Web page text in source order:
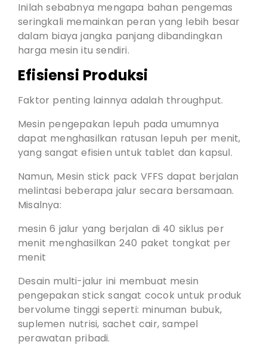
Inilah sebabnya mengapa bahan pengemas
seringkali memainkan peran yang lebih besar
dalam biaya jangka panjang dibandingkan
harga mesin itu sendiri.
Efisiensi Produksi
Faktor penting lainnya adalah throughput.
Mesin pengepakan lepuh pada umumnya
dapat menghasilkan ratusan lepuh per menit,
yang sangat efisien untuk tablet dan kapsul.
Namun, Mesin stick pack VFFS dapat berjalan
melintasi beberapa jalur secara bersamaan.
Misalnya:
mesin 6 jalur yang berjalan di 40 siklus per
menit menghasilkan 240 paket tongkat per
menit
Desain multi-jalur ini membuat mesin
pengepakan stick sangat cocok untuk produk
bervolume tinggi seperti: minuman bubuk,
suplemen nutrisi, sachet cair, sampel
perawatan pribadi.